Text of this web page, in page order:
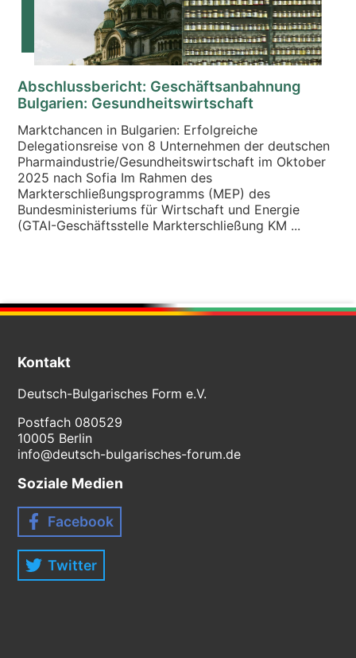
Abschlussbericht: Geschäftsanbahnung
Bulgarien: Gesundheitswirtschaft
Marktchancen in Bulgarien: Erfolgreiche
Delegationsreise von 8 Unternehmen der deutschen
Pharmaindustrie/Gesundheitswirtschaft im Oktober
2025 nach Sofia Im Rahmen des
Markterschließungsprogramms (MEP) des
Bundesministeriums für Wirtschaft und Energie
(GTAI-Geschäftsstelle Markterschließung KM ...
Kontakt
Deutsch-Bulgarisches Form e.V.
Postfach 080529
10005 Berlin
info@deutsch-bulgarisches-forum.de
Soziale Medien
Facebook
Twitter